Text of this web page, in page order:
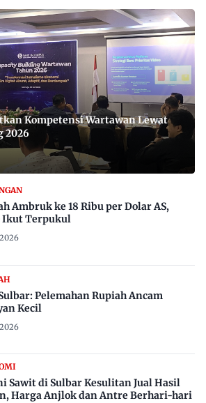
Kompetensi Wartawan Lewat
2026
Ambruk ke 18 Ribu per Dolar AS,
Ikut Terpukul
Pelemahan Rupiah Ancam
Kecil
Sawit di Sulbar Kesulitan Jual Hasil
Harga Anjlok dan Antre Berhari-hari